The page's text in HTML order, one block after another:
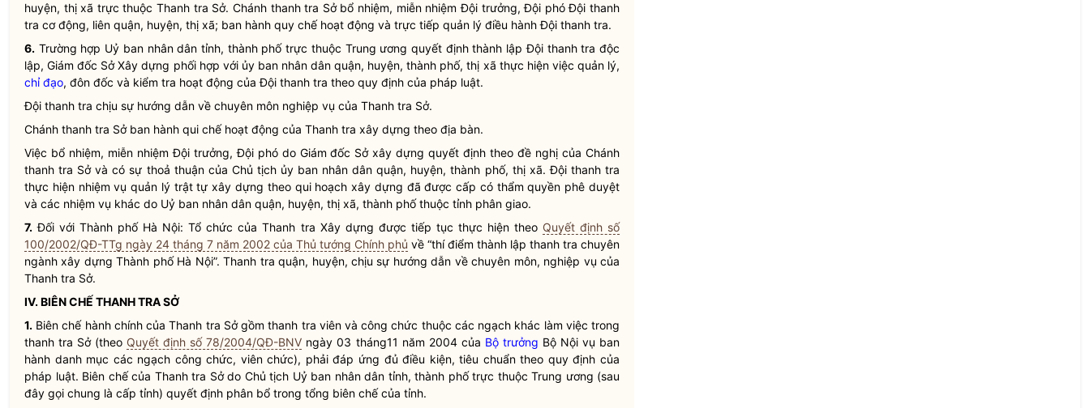
huyện, thị xã trực thuộc Thanh tra Sở. Chánh thanh tra Sở bổ nhiệm, miễn nhiệm Đội trưởng, Đội phó Đội thanh
tra cơ động, liên quận, huyện, thị xã; ban hành quy chếhoạt động và trực tiếp quản lý điều hành Đội thanh tra.
6. Trường hợp Uỷ ban nhân dân tỉnh, thành phố trực thuộc Trung ương quyết định thành lập Đội thanh tra độc
lập, Giám đốc Sở Xây dựng phối hợp với ủy ban nhân dân quận, huyện, thành phố, thị xã thực hiện việc quản lý,
chỉ đạo, đôn đốc và kiểm tra hoạt động của Đội thanh tra theo quy định của pháp luật.
Đội thanh tra chịu sự hướng dẫn về chuyên môn nghiệp vụ của Thanh tra Sở.
Chánh thanh tra Sở ban hành qui chế hoạt động của Thanh tra xây dựng theo địa bàn.
Việc bổ nhiệm, miễn nhiệm Đội trưởng, Đội phó do Giám đốc Sở xây dựng quyết định theo đề nghị của Chánh
thanh tra Sở và có sự thoả thuận của Chủ tịch ủy ban nhân dân quận, huyện, thành phố, thị xã. Đội thanh tra
thực hiện nhiệm vụ quản lý trật tự xây dựng theo qui hoạch xây dựng đã được cấp có thẩmquyền phê duyệt
và các nhiệm vụ khác do Uỷ ban nhân dân quận, huyện, thị xã, thành phố thuộc tỉnh phân giao.
7. Đối với Thành phố Hà Nội: Tổ chức của Thanh tra Xây dựng được tiếp tục thực hiện theo Quyết định số
100/2002/QĐ-TTg ngày 24 tháng 7 năm 2002 của Thủ tướng Chính phủ về “thí điểm thành lập thanh tra chuyên
ngành xây dựng Thành phố Hà Nội”. Thanh tra quận, huyện, chịu sự hướng dẫn về chuyên môn, nghiệp vụ của
Thanh tra Sở.
IV. BIÊN CHẾ THANH TRA SỞ
1. Biên chế hành chính của Thanh tra Sở gồm thanh tra viên và công chức thuộc các ngạch khác làm việc trong
thanh tra Sở (theo Quyết định số 78/2004/QĐ-BNV ngày 03 tháng11 năm 2004 của Bộ trưởng Bộ Nội vụ ban
hành danh mục các ngạch công chức, viên chức), phải đáp ứng đủ điều kiện, tiêu chuẩn theo quy định của
pháp luật. Biên chế của Thanh tra Sở do Chủ tịch Uỷ ban nhân dân tỉnh, thành phố trực thuộc Trung ương (sau
đây gọi chung là cấp tỉnh) quyết định phân bổ trong tổng biên chế của tỉnh.